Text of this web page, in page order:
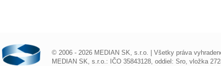
© 2006 - 2026 MEDIAN SK, s.r.o. | Všetky práva
MEDIAN SK, s.r.o.: IČO 35843128, oddiel: Sro, vložka